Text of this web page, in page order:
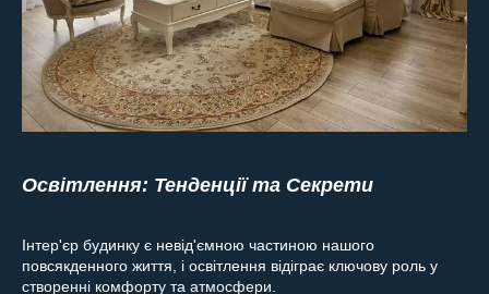
Освітлення: Тенденції та Секрети
Інтер'єр будинку є невід'ємною частиною нашого
повсякденного життя, і освітлення відіграє ключову роль у
створенні комфорту та атмосфери.